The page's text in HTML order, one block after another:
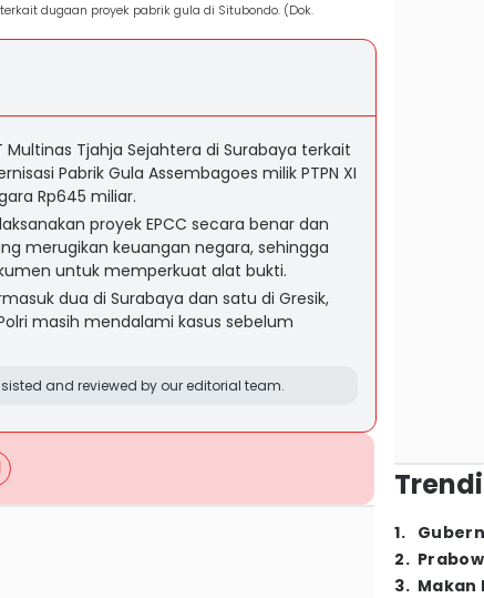
dugaan proyek pabrik gula di Situbondo. (Dok.
Tjahja Sejahtera di Surabaya terkait
Pabrik Gula Assembagoes milik PTPN XI
Rp645 miliar.
proyek EPCC secara benar dan
merugikan keuangan negara, sehingga
untuk memperkuat alat bukti.
dua di Surabaya dan satu di Gresik,
masih mendalami kasus sebelum
and reviewed by our editorial team.
1.
2.
3. Makan